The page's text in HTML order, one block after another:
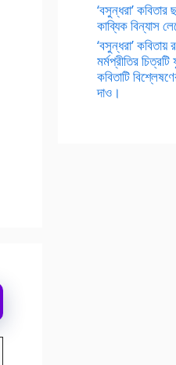
‘বসুন্ধরা’ কবিতার
কাব্যিক বিন্যাস
‘বসুন্ধরা’ কবিতায়
মর্মপ্রীতির
কবিতাটি
দাও।